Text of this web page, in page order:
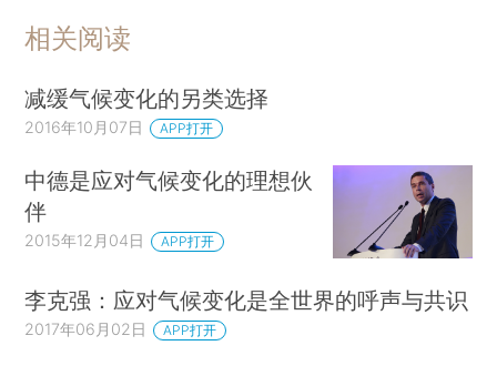
相关阅读
减缓气候变化的另类选择
2016年10月07日 APP打开
中德是应对气候变化的理想伙
伴
2015年12月04日 APP打开
李克强：应对气候变化是全世界的呼声与共识
2017年06月02日 APP打开